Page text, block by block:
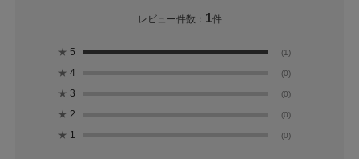
レビュー件数： 1件
★ 5 (1)
★ 4 (0)
★ 3 (0)
★ 2 (0)
★ 1 (0)